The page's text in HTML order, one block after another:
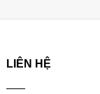
LIÊN HỆ